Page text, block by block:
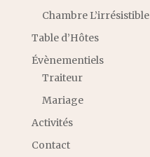
Chambre L’irrésistible
Table d’Hôtes
Évènementiels
Traiteur
Mariage
Activités
Contact